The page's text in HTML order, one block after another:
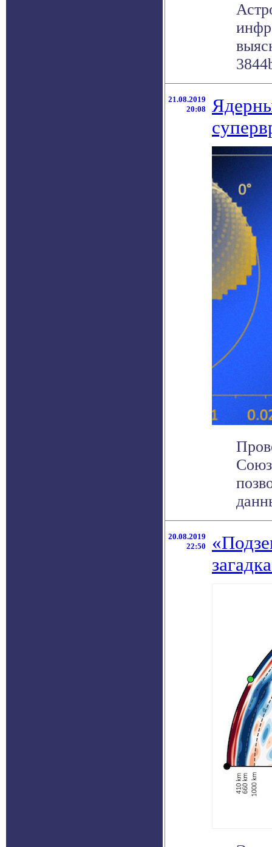
21.08.2019
20:08
20.08.2019
22:50